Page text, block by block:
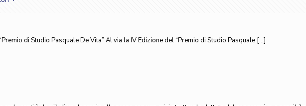
di Studio Pasquale De Vita” Al via la IV Edizione del “Premio di Studio Pasquale […]